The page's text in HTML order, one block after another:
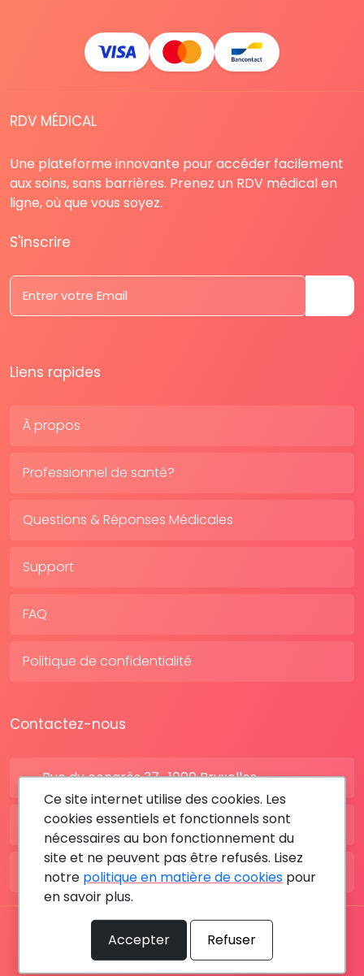
RDV MÉDICAL
Une plateforme innovante pour accéder facilement
aux soins, sans barrières. Prenez un RDV médical en
ligne, où que vous soyez.
S'inscrire
Liens rapides
À propos
Professionnel de santé?
Questions & Réponses Médicales
Support
FAQ
Politique de confidentialité
Contactez-nous
Rue du congrès 37 , 1000 Bruxelles
BE: +32 28080227
FR: +33 183642895
Tous les droits sont réservés © 2026 RDV MÉDICAL By
MediaSatCom
Ce site internet utilise des cookies. Les
cookies essentiels et fonctionnels sont
nécessaires au bon fonctionnement du
site et ne peuvent pas être refusés. Lisez
notre politique en matière de cookies pour
en savoir plus.
Accepter Refuser